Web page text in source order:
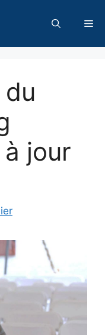
jour